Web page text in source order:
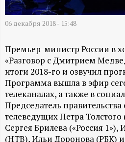
Й
А
Н
-
и
06 декабря 2018 - 15:48
Премьер-министр России в
«Разговор с Дмитрием
итоги 2018-го и озвучил
Программа вышла в эфир
телеканалах, а также в
Председатель
телеведущих Петра
Сергея Брилева («Россия
(НТВ), Ильи Доронова (РБК)